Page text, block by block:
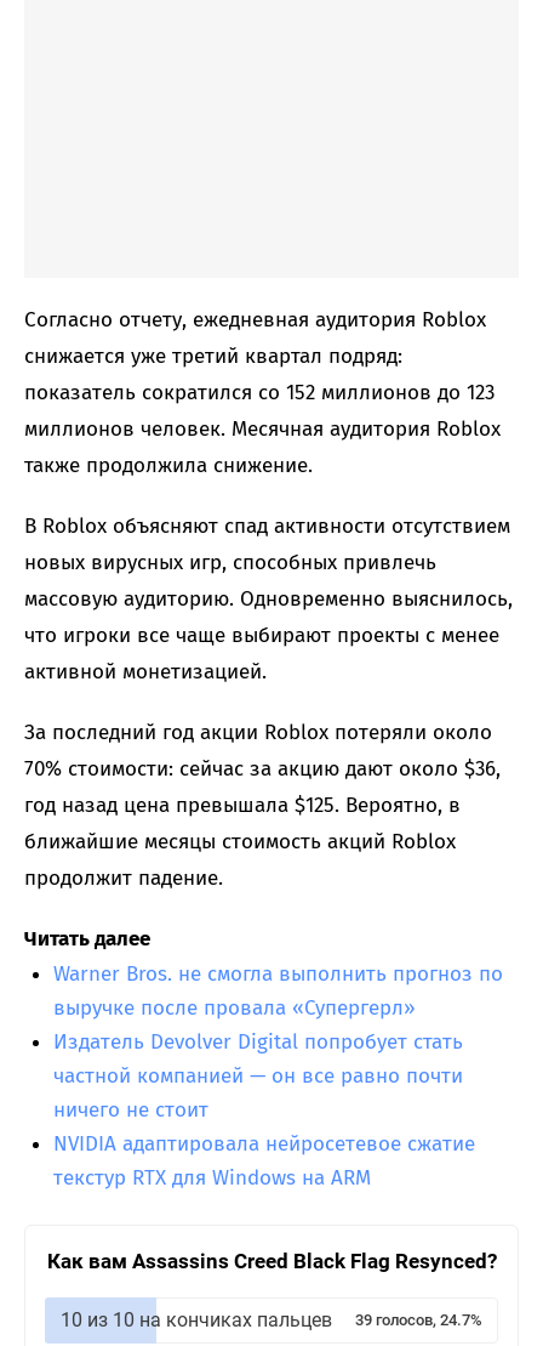
Согласно отчету, ежедневная аудитория Roblox
снижается уже третий квартал подряд:
показатель сократился со 152 миллионов до 123
миллионов человек. Месячная аудитория Roblox
также продолжила снижение.
В Roblox объясняют спад активности отсутствием
новых вирусных игр, способных привлечь
массовую аудиторию. Одновременно выяснилось,
что игроки все чаще выбирают проекты с менее
активной монетизацией.
За последний год акции Roblox потеряли около
70% стоимости: сейчас за акцию дают около $36,
год назад цена превышала $125. Вероятно, в
ближайшие месяцы стоимость акций Roblox
продолжит падение.
Читать далее
Warner Bros. не смогла выполнить прогноз по
выручке после провала «Супергерл»
Издатель Devolver Digital попробует стать
частной компанией — он все равно почти
ничего не стоит
NVIDIA адаптировала нейросетевое сжатие
текстур RTX для Windows на ARM
Как вам Assassins Creed Black Flag Resynced?
10 из 10 на кончиках пальцев 39 голосов, 24.7%